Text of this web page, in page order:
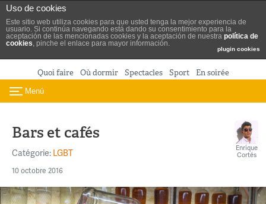
Uso de cookies
Este sitio web utiliza cookies para que usted tenga la mejor experiencia de
usuario. Si continúa navegando está dando su consentimiento para la
aceptación de las mencionadas cookies y la aceptación de nuestra política de
cookies, pinche el enlace para mayor información.
plugin cookies
Aller au contenu
Quoi faire Où dormir Spectacles Sport En soirée
Toggle navigation
Menú
Bars et cafés
Catégorie: LGBT
10 octobre 2016
Enrique
Cortés